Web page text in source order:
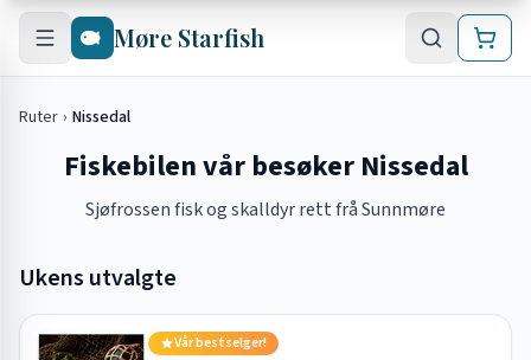
Hopp til hovedinnhold
Møre Starfish
Ruter › Nissedal
Fiskebilen vår besøker Nissedal
Sjøfrossen fisk og skalldyr rett frå Sunnmøre
Ukens utvalgte
Vår bestselger!